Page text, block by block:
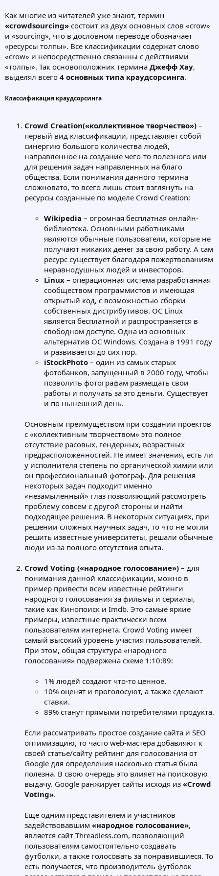
Как многие из читателей уже знают, термин
«crowdsourcing» состоит из двух основных слов «crow»
и «sourcing», что в дословном переводе обозначает
«ресурсы толпы». Все классификации содержат слово
«crow» и непосредственно связанны с действиями
«толпы». Так основоположник термина Джефф Хау,
выделял всего 4 основных типа краудсорсинга.
Классификация краудсорсинга
Crowd Creation(«коллективное творчество») –
первый вид классификации, представляет собой
синергию большого количества людей,
направленное на создание чего-то полезного или
для решения задач направленных на благо
общества. Если понимания данного термина
сложновато, то всего лишь стоит взглянуть на
ресурсы созданные по моделе Crowd Creation:
Wikipedia – огромная бесплатная онлайн-
библиотека. Основными работниками
являются обычные пользователи, которые не
получают никаких денег за свою работу. А сам
ресурс существует благодаря пожертвованиям
неравнодушных людей и инвесторов.
Linux – операционная система разработанная
сообществом программистов и имеющая
открытый код, с возможностью сборки
собственных дистрибутивов. ОС Linux
является бесплатной и распространяется в
свободном доступе. Одна из основных
альтернатив ОС Windows. Создана в 1991 году
и развивается до сих пор.
iStockPhoto – один из самых старых
фотобанков, запущенный в 2000 году, чтобы
позволить фотографам размещать свои
работы и получать за это деньги. Существует
и по нынешний день.
Основным преимуществом при создании проектов
с «коллективным творчеством» это полное
отсутствие расовых, гендерных, возрастных
предрасположенностей. Не имеет значения, есть ли
у исполнителя степень по органической химии или
он профессиональный фотограф. Для решения
некоторых задач подходит именно
«незамыленный» глаз позволяющий рассмотреть
проблему совсем с другой стороны и найти
подходящее решения. В некоторых ситуациях, при
решении сложных научных задач, то что не могли
решить известные университеты, решали обычные
люди из-за полного отсутствия опыта.
Crowd Voting («народное голосование») – для
понимания данной классификации, можно в
пример привести всем известные рейтинги
народного голосования за фильмы и сериалы,
такие как Кинопоиск и Imdb. Это самые яркие
примеры, известные практически всем
пользователям интернета. Crowd Voting имеет
самый высокий уровень участия пользователей.
При этом, общая структура «народного
голосования» подвержена схеме 1:10:89:
1% людей создают что-то ценное.
10% оценят и проголосуют, а также сделают
ставки.
89% станут прямыми потребителями продукта.
Если рассматривать простое создание сайта и SEO
оптимизацию, то часто web-мастера добавляют к
своей статье/сайту рейтинг для голосования от
Google для определения насколько статья была
полезна. В свою очередь это влияет на поисковую
выдачу. Google ранжирует сайты исходя из «Crowd
Voting».
Еще одним представителем и участников
задействовавшим «народное голосование»,
является сайт Threadless.com, позволяющий
пользователям самостоятельно создавать
футболки, а также голосовать за понравившиеся. То
есть получается, что производитель футболок